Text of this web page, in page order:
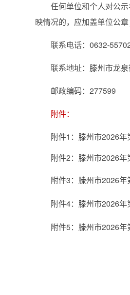
任何单位和个人对公示
映情况的，应加盖单位公
联系电话：0632-
联系地址：滕州市龙泉
邮政编码：277599
附件：
附件1：滕州市2026年
附件2：滕州市2026年
附件3：滕州市2026年
附件4：滕州市2026年
附件5：滕州市2026年